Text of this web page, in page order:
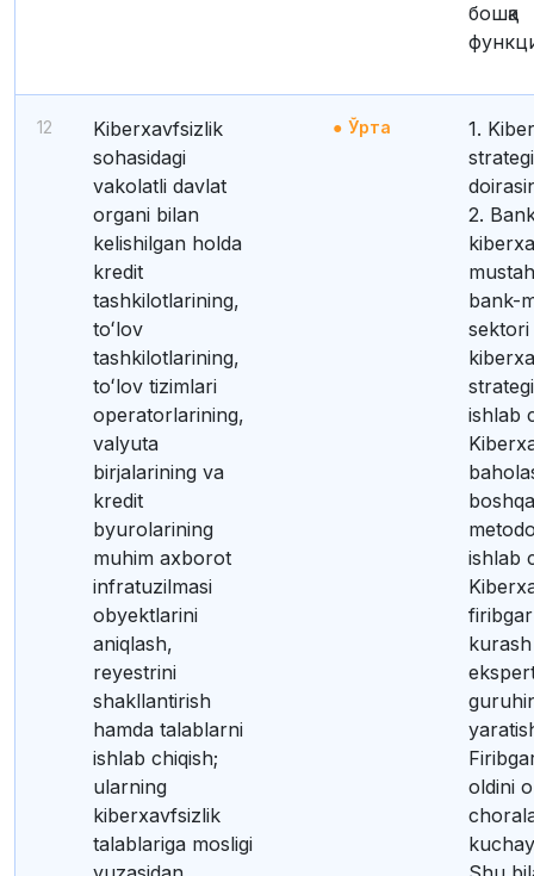
бошқа
12
Kiberxavfsizlik
sohasidagi
vakolatli davlat
organi bilan
kelishilgan holda
kredit
tashkilotlarining,
toʻlov
tashkilotlarining,
toʻlov tizimlari
operatorlarining,
valyuta
birjalarining va
kredit
byurolarining
muhim axborot
infratuzilmasi
obyektlarini
aniqlash,
reyestrini
shakllantirish
hamda talablarni
ishlab chiqish;
ularning
kiberxavfsizlik
talablariga mosligi
Ўрта
1. Kiberxavfsizlik
2.
bank-
ishlab
ishlab
oldini